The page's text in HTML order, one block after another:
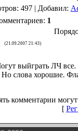
497 | Добавил:
1
(21.09.2007 21:43)
выйграть ЛЧ все.
слова хорошие.
комментарии
[